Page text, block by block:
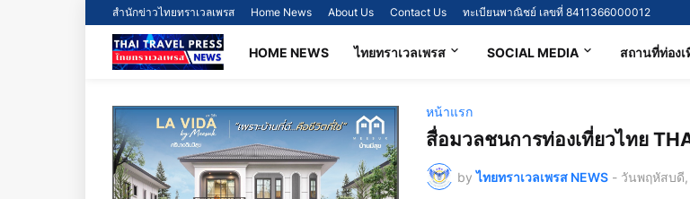
สำนักข่าวไทยทราเวลเพรส Home News About Us Contact Us ทะเบียนพาณิชย์ เลขที่ 8411366000012
HOME NEWS ไทยทราเวลเพรส SOCIAL MEDIA สถานที่ท่องเ
หน้าแรก
สื่อมวลชนการท่องเที่ยวไทย
by ไทยทราเวลเพรส NEWS - วันพฤหัสบดี